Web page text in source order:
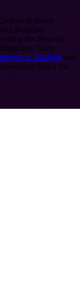
in Ihrem
Besucher
des Besuchs-
Dazu
Tracking und
finden Sie